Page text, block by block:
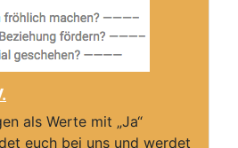
als Werte mit „Ja“
euch bei uns und werdet